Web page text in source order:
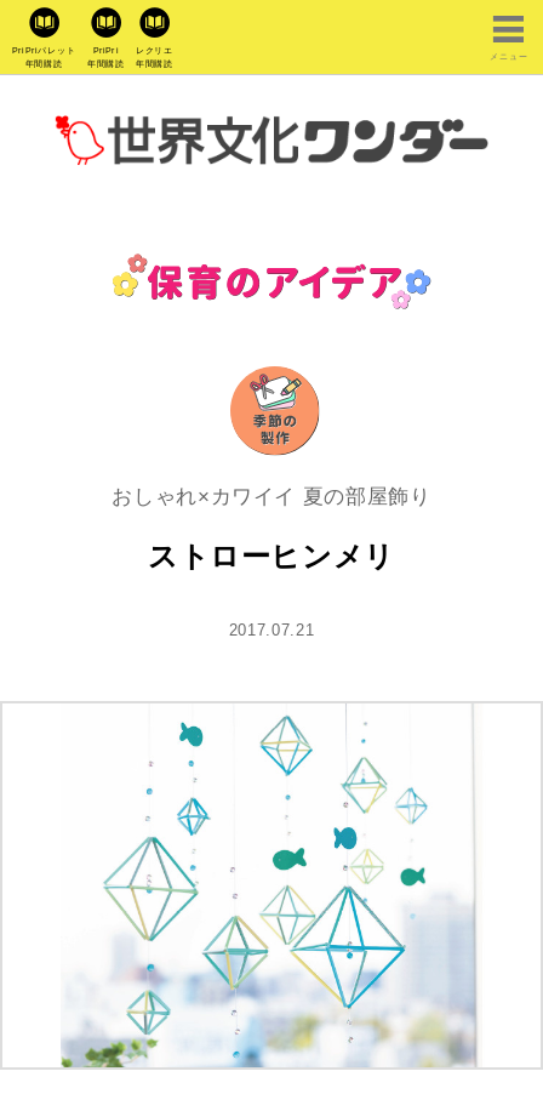
PriPriパレット
年間購読
PriPri
年間購読
レクリエ
年間購読
メニュー
おしゃれ×カワイイ 夏の部屋飾り
ストローヒンメリ
2017.07.21